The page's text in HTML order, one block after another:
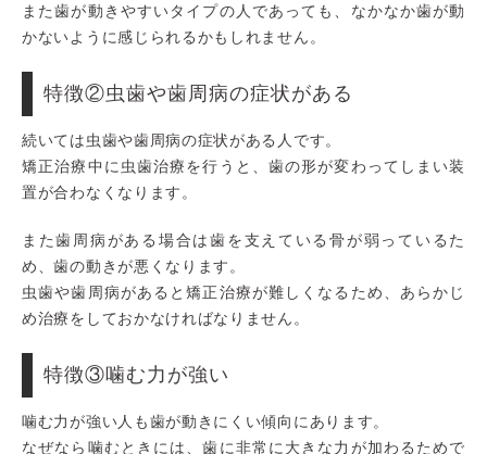
また歯が動きやすいタイプの人であっても、なかなか歯が動
かないように感じられるかもしれません。
特徴②虫歯や歯周病の症状がある
続いては虫歯や歯周病の症状がある人です。
矯正治療中に虫歯治療を行うと、歯の形が変わってしまい装
置が合わなくなります。
また歯周病がある場合は歯を支えている骨が弱っているた
め、歯の動きが悪くなります。
虫歯や歯周病があると矯正治療が難しくなるため、あらかじ
め治療をしておかなければなりません。
特徴③噛む力が強い
噛む力が強い人も歯が動きにくい傾向にあります。
なぜなら噛むときには、歯に非常に大きな力が加わるためで